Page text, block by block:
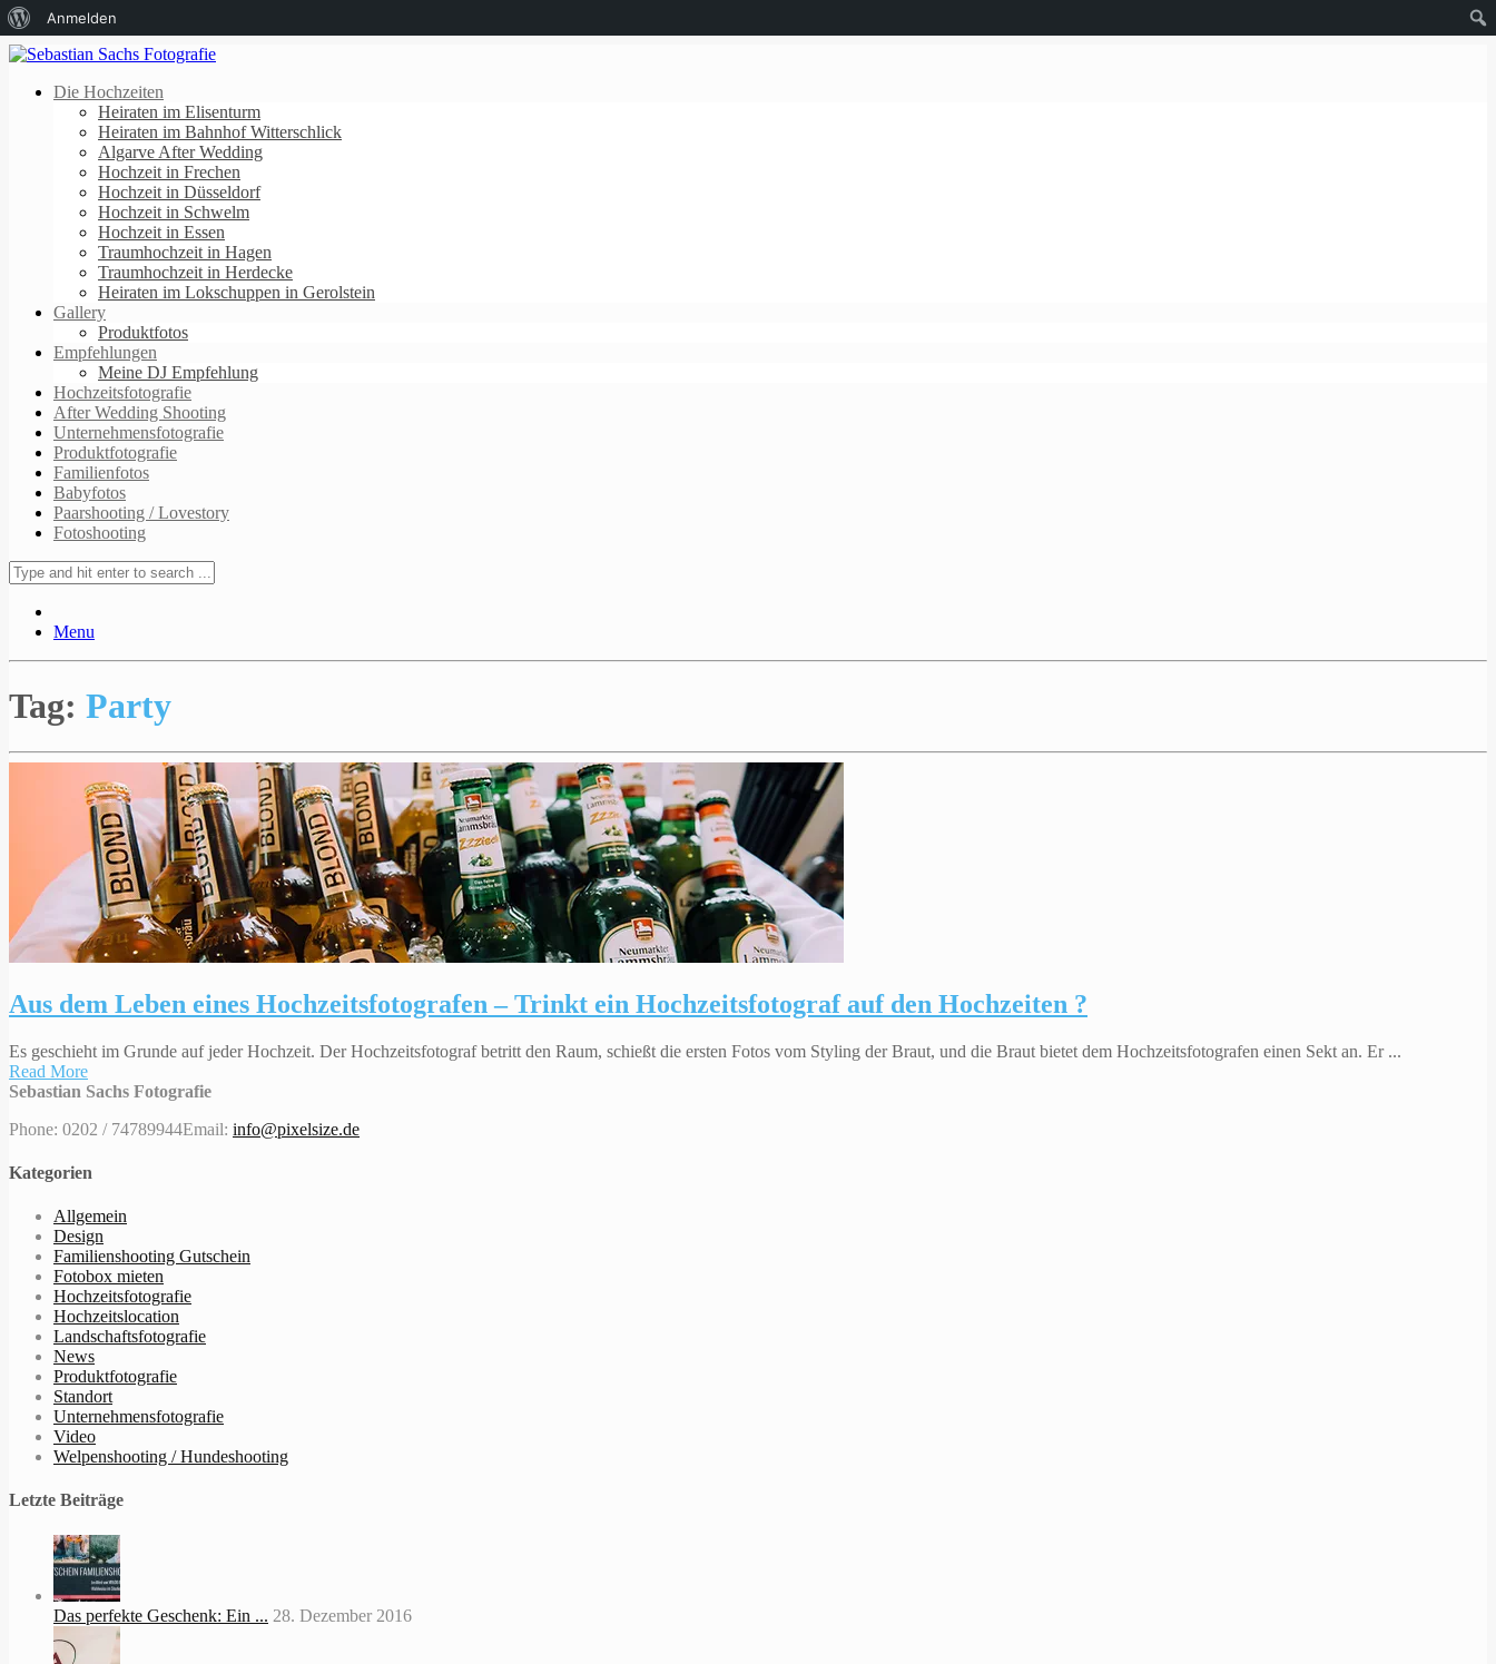
Die Hochzeiten
Heiraten im Elisenturm
Heiraten im Bahnhof Witterschlick
Algarve After Wedding
Hochzeit in Frechen
Hochzeit in Düsseldorf
Hochzeit in Schwelm
Hochzeit in Essen
Traumhochzeit in Hagen
Traumhochzeit in Herdecke
Heiraten im Lokschuppen in Gerolstein
Gallery
Produktfotos
Empfehlungen
Meine DJ Empfehlung
Hochzeitsfotografie
After Wedding Shooting
Unternehmensfotografie
Produktfotografie
Familienfotos
Babyfotos
Paarshooting / Lovestory
Fotoshooting
Menu
Tag: Party
Aus dem Leben eines Hochzeitsfotografen – Trinkt ein Hochzeitsfotograf auf den Hochzeiten ?
Es geschieht im Grunde auf jeder Hochzeit. Der Hochzeitsfotograf betritt den Raum, schießt die ersten Fotos vom Styling der Braut, und die Braut bietet dem Hochzeitsfotografen einen Sekt an. Er ...
Read More
Sebastian Sachs Fotografie
Phone: 0202 / 74789944Email: info@pixelsize.de
Kategorien
Allgemein
Design
Familienshooting Gutschein
Fotobox mieten
Hochzeitsfotografie
Hochzeitslocation
Landschaftsfotografie
News
Produktfotografie
Standort
Unternehmensfotografie
Video
Welpenshooting / Hundeshooting
Letzte Beiträge
Das perfekte Geschenk: Ein ... 28. Dezember 2016
Über
WordPress
Anmelden